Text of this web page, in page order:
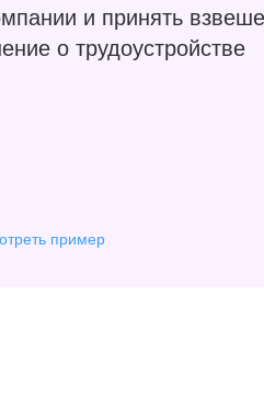
и принять
о трудоустройстве
пример